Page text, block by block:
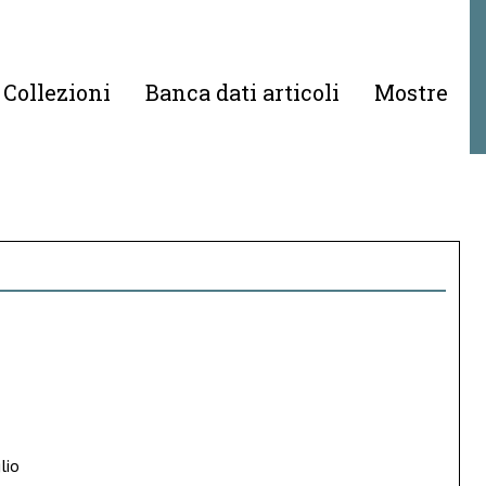
Collezioni Banca dati articoli Mostre